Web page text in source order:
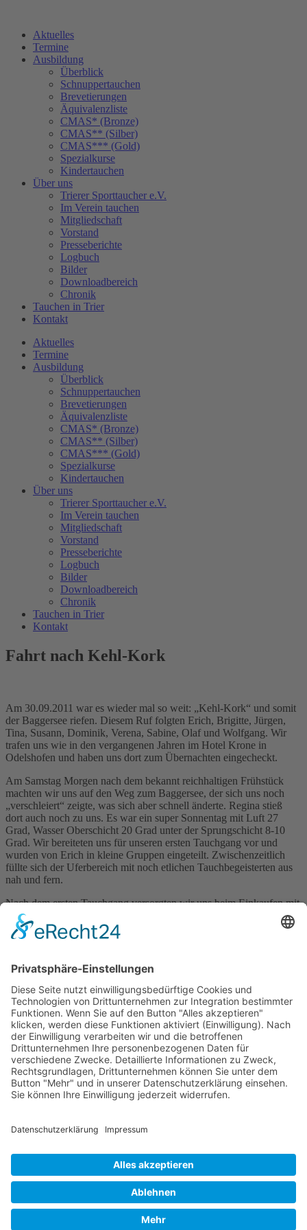
springenAktuelles
Termine
Ausbildung
Überblick
Schnuppertauchen
Brevetierungen
Äquivalenzliste
CMAS* (Bronze)
CMAS** (Silber)
CMAS*** (Gold)
Spezialkurse
Kindertauchen
Über uns
Trierer Sporttaucher e.V.
Im Verein tauchen
Mitgliedschaft
Vorstand
Presseberichte
Logbuch
Bilder
Downloadbereich
Chronik
Tauchen in Trier
Kontakt
Aktuelles
Termine
Ausbildung
Überblick
Schnuppertauchen
Brevetierungen
Äquivalenzliste
CMAS* (Bronze)
CMAS** (Silber)
CMAS*** (Gold)
Spezialkurse
Kindertauchen
Über uns
Trierer Sporttaucher e.V.
Im Verein tauchen
Mitgliedschaft
Vorstand
Presseberichte
Logbuch
Bilder
Downloadbereich
Chronik
Tauchen in Trier
Kontakt
Fahrt nach Kehl-Kork
Am 30.09.2011 war es wieder mal so weit: „Kehl-Kork“ und somit
der Baggersee riefen. Diesem Ruf folgten Erich, Brigitte, Jürgen,
Tina, Susann, Dominik, Verena, Sabine, Olaf und Wolfgang. Wir
trafen uns wie in den vergangenen Jahren im Hotel Krone in
Odelshofen und haben uns dort zum Übernachten eingecheckt.
Am Samstag Morgen nach dem bekannt reichhaltigen Frühstück
machten wir uns auf den Weg zum Baggersee, der sich uns noch
„verschleiert“ zeigte, was sich aber schnell änderte. Regina stieß
dort auch noch zu uns. Es war ein super Sonnentag mit Luft 27
Grad, Wasser Oberschicht 20 Grad unter der Sprungschicht 8-10
Grad. Wir bereiteten uns für unseren ersten Tauchgang vor und
wurden von Erich in kleine Gruppen eingeteilt. Zwischenzeitlich
füllte sich der Uferbereich mit noch etlichen Tauchbegeisterten aus
nah und fern.
Nach dem ersten Tauchgang versorgten wir uns beim Einkaufen mit
Grillgut und Getränken, womit wir uns dann anschließend stärkten,
um den zweiten Tauchgang in Angriff zu nehmen. Zu sehen gab es
kleinere und größere Fischschwärme wie die Jahre zuvor, sowie als
Tauchergrab schön geschmückt. Für den Abend entschlossen sich
noch Erich, Tina, Regina und Dominik einen Nachttauchgang zu
starten. Dadurch verzögerte sich unser gemeinsames Abendessen
auf 20:30 Uhr, wodurch wir richtig „qualm“ hatten und es uns bei
dieser super Küche schmecken ließen.
Am Sonntag trafen wir uns nach dem gemeinsamen Frühstück zum
letzten Mal am See, wo einige noch einen bzw. zwei Tauchgänge
starteten. Es war insgesamt ein schönes, harmonisches Wochenende,
das wir sicherlich noch lange in schöner Erinnerung behalten
werden – bei diesem Traumwetter.
Die Bilder dazu findet ihr imWebalbum
ZurückVorigerJugend erfolgreich ausgebildet
Wechsel in der VereinsführungNächster
Zum Logbuch